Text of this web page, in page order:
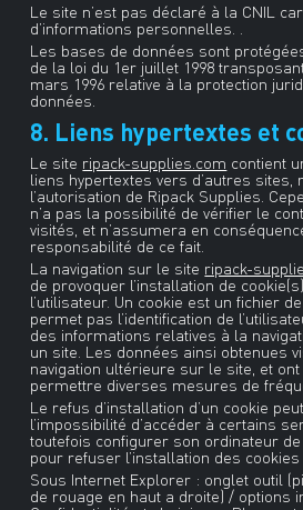
Le site n’est pas déclaré à la CNIL
d’informations personnelles. .
Les bases de données sont
de la loi du 1er juillet 1998
mars 1996 relative à la protection
données.
8. Liens hypertextes et
Le site ripack-supplies.com contient
liens hypertextes vers d’autres sites,
l’autorisation de Ripack Supplies.
n’a pas la possibilité de vérifier le
visités, et n’assumera en
responsabilité de ce fait.
La navigation sur le site ripack-
de provoquer l’installation de
l’utilisateur. Un cookie est un fichier
permet pas l’identification de
des informations relatives à la
un site. Les données ainsi obtenues
navigation ultérieure sur le site, et
permettre diverses mesures de
Le refus d’installation d’un cookie
l’impossibilité d’accéder à certains
toutefois configurer son ordinateur
pour refuser l’installation des cookies
Sous Internet Explorer : onglet outil
de rouage en haut a droite) / options